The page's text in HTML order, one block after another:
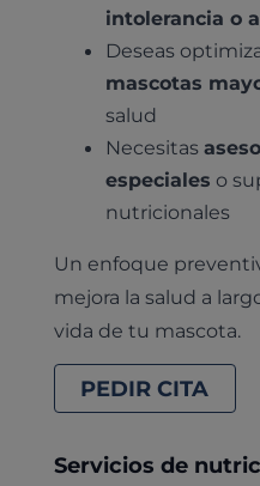
intolerancia o
Deseas
mascotas
salud
Necesitas
especiales o
nutricionales
Un enfoque
mejora la salud a
vida de tu mascota.
PEDIR CITA
Servicios de